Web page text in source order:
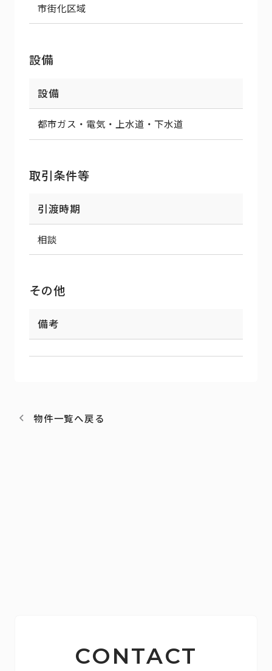
市街化区域
設備
設備
都市ガス・電気・上水道・下水道
取引条件等
引渡時期
相談
その他
備考
物件一覧へ戻る
CONTACT